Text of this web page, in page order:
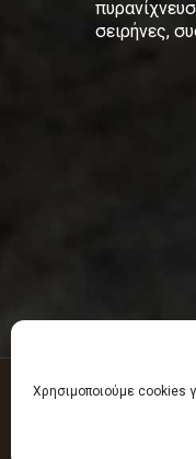
Χρησιμοποιούμε cookies
σειρήνες,